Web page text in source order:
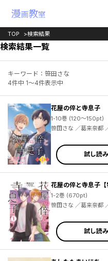
TOP 検索結果
検索結果一覧
キーワード：笹田さな
4件中 1～4件表示中
花屋の倅と寺息子
1-10巻 (120～150pt)
試し読み
花屋の倅と寺息子【
1-2巻 (670pt)
試し読み